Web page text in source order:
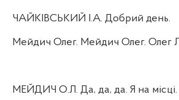
ЧАЙКІВСЬКИЙ І.А. Добрий день.
Мейдич Олег. Мейдич Олег. Олег
МЕЙДИЧ О.Л. Да, да, да. Я на